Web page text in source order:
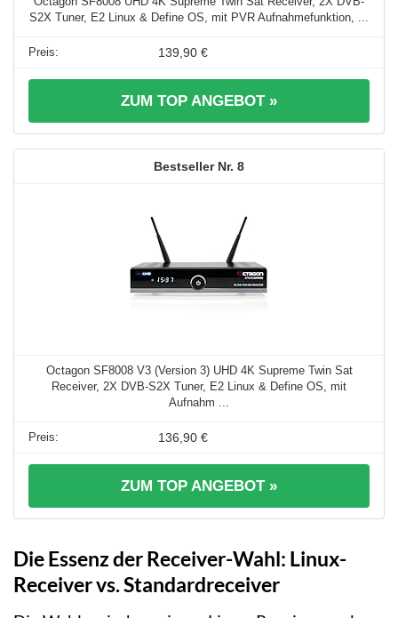
S2X Tuner, E2 Linux & Define OS, mit PVR Aufnahmefunktion, ...
139,90 €
ZUM TOP ANGEBOT »
8
Octagon SF8008 V3 (Version 3) UHD 4K Supreme Twin Sat
Receiver, 2X DVB-S2X Tuner, E2 Linux & Define OS, mit
Aufnahm ...
136,90 €
ZUM TOP ANGEBOT »
Die Essenz der Receiver-Wahl: Linux-
Receiver vs. Standardreceiver